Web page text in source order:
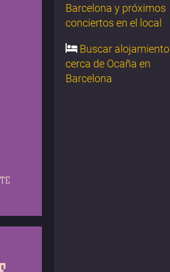
Barcelona y próximos
conciertos en el local
Buscar alojamiento
cerca de Ocaña en
Barcelona